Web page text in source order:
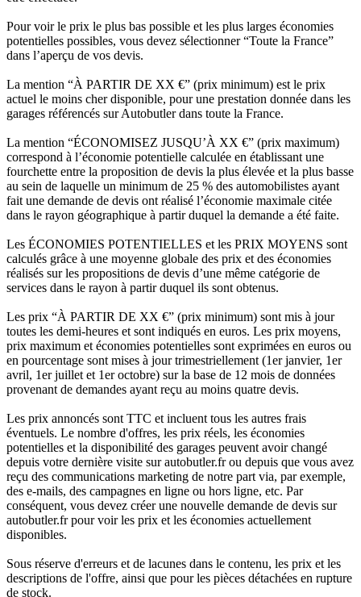
Pour voir le prix le plus bas possible et les plus larges économies
potentielles possibles, vous devez sélectionner “Toute la France”
dans l’aperçu de vos devis.
La mention “À PARTIR DE XX €” (prix minimum) est le prix
actuel le moins cher disponible, pour une prestation donnée dans les
garages référencés sur Autobutler dans toute la France.
La mention “ÉCONOMISEZ JUSQU’À XX €” (prix maximum)
correspond à l’économie potentielle calculée en établissant une
fourchette entre la proposition de devis la plus élevée et la plus basse
au sein de laquelle un minimum de 25 % des automobilistes ayant
fait une demande de devis ont réalisé l’économie maximale citée
dans le rayon géographique à partir duquel la demande a été faite.
Les ÉCONOMIES POTENTIELLES et les PRIX MOYENS sont
calculés grâce à une moyenne globale des prix et des économies
réalisés sur les propositions de devis d’une même catégorie de
services dans le rayon à partir duquel ils sont obtenus.
Les prix “À PARTIR DE XX €” (prix minimum) sont mis à jour
toutes les demi-heures et sont indiqués en euros. Les prix moyens,
prix maximum et économies potentielles sont exprimées en euros ou
en pourcentage sont mises à jour trimestriellement (1er janvier, 1er
avril, 1er juillet et 1er octobre) sur la base de 12 mois de données
provenant de demandes ayant reçu au moins quatre devis.
Les prix annoncés sont TTC et incluent tous les autres frais
éventuels. Le nombre d'offres, les prix réels, les économies
potentielles et la disponibilité des garages peuvent avoir changé
depuis votre dernière visite sur autobutler.fr ou depuis que vous avez
reçu des communications marketing de notre part via, par exemple,
des e-mails, des campagnes en ligne ou hors ligne, etc. Par
conséquent, vous devez créer une nouvelle demande de devis sur
autobutler.fr pour voir les prix et les économies actuellement
disponibles.
Sous réserve d'erreurs et de lacunes dans le contenu, les prix et les
descriptions de l'offre, ainsi que pour les pièces détachées en rupture
de stock.